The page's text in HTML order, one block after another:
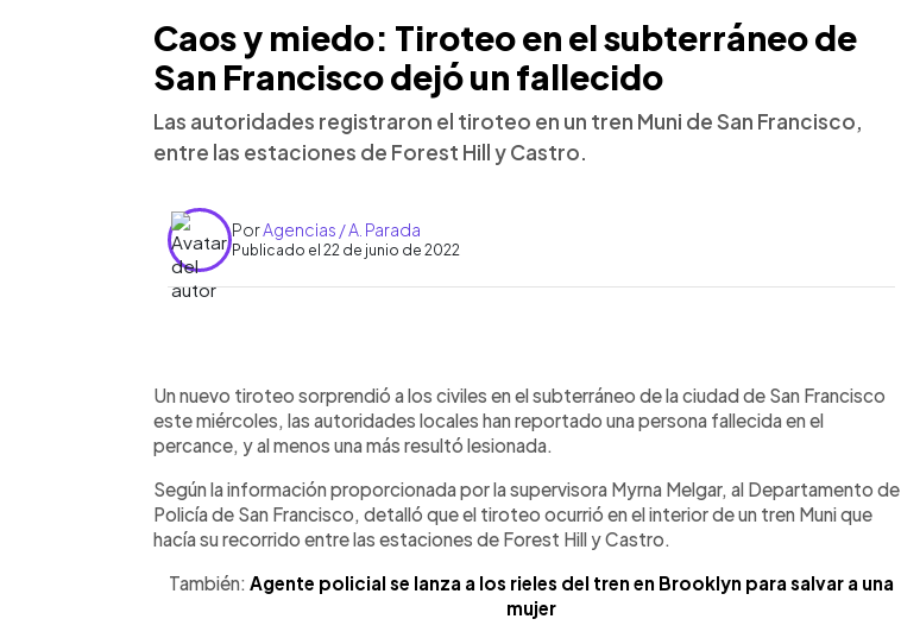
Caos y miedo: Tiroteo en el subterráneo de
San Francisco dejó un fallecido
Las autoridades registraron el tiroteo en un tren Muni de San Francisco,
entre las estaciones de Forest Hill y Castro.
PorAgencias / A. Parada
Publicado el 22 de junio de 2022
► Escuchar artículo
Un nuevo tiroteo sorprendió a los civiles en el subterráneo de la ciudad de San Francisco
este miércoles, las autoridades locales han reportado una persona fallecida en el
percance, y al menos una más resultó lesionada.
Según la información proporcionada por la supervisora Myrna Melgar, al Departamento de
Policía de San Francisco, detalló que el tiroteo ocurrió en el interior de un tren Muni que
hacía su recorrido entre las estaciones de Forest Hill y Castro.
También: Agente policial se lanza a los rieles del tren en Brooklyn para salvar a una
mujer